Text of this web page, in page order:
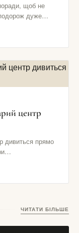
щоб не
дуже
центр
дивиться прямо
ЧИТАТИ БІЛЬШЕ